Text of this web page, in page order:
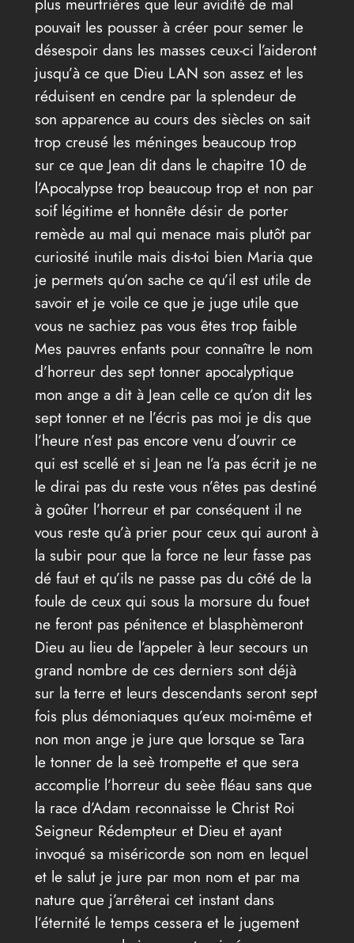
pouvait les pousser à créer pour semer le
désespoir dans les masses ceux-ci l’aideront
jusqu’à ce que Dieu LAN son assez et les
réduisent en cendre par la splendeur de
son apparence au cours des siècles on sait
trop creusé les méninges beaucoup trop
sur ce que Jean dit dans le chapitre 10 de
l’Apocalypse trop beaucoup trop et non par
soif légitime et honnête désir de porter
remède au mal qui menace mais plutôt par
curiosité inutile mais dis-toi bien Maria que
je permets qu’on sache ce qu’il est utile de
savoir et je voile ce que je juge utile que
vous ne sachiez pas vous êtes trop faible
Mes pauvres enfants pour connaître le nom
d’horreur des sept tonner apocalyptique
mon ange a dit à Jean celle ce qu’on dit les
sept tonner et ne l’écris pas moi je dis que
l’heure n’est pas encore venu d’ouvrir ce
qui est scellé et si Jean ne l’a pas écrit je ne
le dirai pas du reste vous n’êtes pas destiné
à goûter l’horreur et par conséquent il ne
vous reste qu’à prier pour ceux qui auront à
la subir pour que la force ne leur fasse pas
dé faut et qu’ils ne passe pas du côté de la
foule de ceux qui sous la morsure du fouet
ne feront pas pénitence et blasphèmeront
Dieu au lieu de l’appeler à leur secours un
grand nombre de ces derniers sont déjà
sur la terre et leurs descendants seront sept
fois plus démoniaques qu’eux moi-même et
non mon ange je jure que lorsque se Tara
le tonner de la seè trompette et que sera
accomplie l’horreur du seèe fléau sans que
la race d’Adam reconnaisse le Christ Roi
Seigneur Rédempteur et Dieu et ayant
invoqué sa miséricorde son nom en lequel
et le salut je jure par mon nom et par ma
nature que j’arrêterai cet instant dans
l’éternité le temps cessera et le jugement